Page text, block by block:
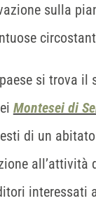
sulla
si trova il
Montesei di
di un
all’attività
interessati